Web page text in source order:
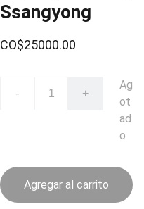
Ssangyong
CO$25000.00
- +
Ag
ot
ad
o
Agregar al carrito